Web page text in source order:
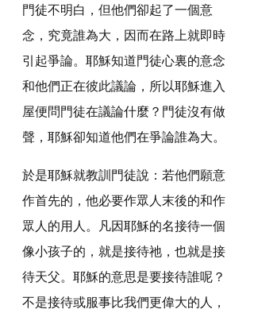
門徒不明白，但他們卻起了一個意
念，究竟誰為大，因而在路上就即時
引起爭論。耶穌知道門徒心裏的意念
和他們正在彼此議論，所以耶穌進入
屋便問門徒在議論什麼？門徒沒有做
聲，耶穌卻知道他們在爭論誰為大。
於是耶穌就教訓門徒說：若他們願意
作首先的，他必要作眾人末後的和作
眾人的用人。凡因耶穌的名接待一個
像小孩子的，就是接待祂，也就是接
待天父。耶穌的意思是要接待誰呢？
不是接待或服事比我們更偉大的人，